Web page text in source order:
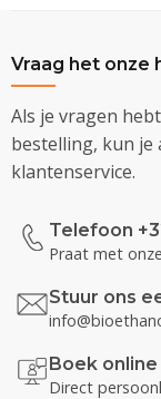
Vraag het onze
Als je vragen
bestelling, kun je
klantenservice.
Telefoon
Praat met
Stuur ons
Boek
Direct